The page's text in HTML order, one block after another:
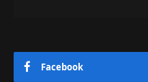
Facebook